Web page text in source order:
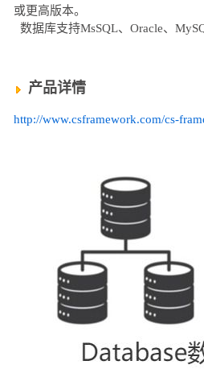
或更高版本。
数据库支持MsSQL、Oracle、
产品详情
http://www.csframework.com/cs-